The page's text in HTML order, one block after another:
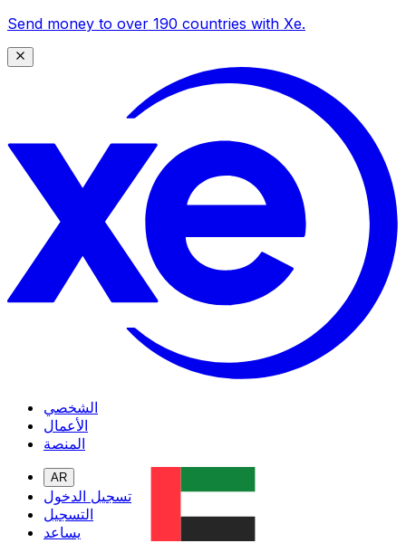
Send money to over 190 countries with Xe.
الشخصي
الأعمال
المنصة
AR
تسجيل الدخول
التسجيل
يساعد